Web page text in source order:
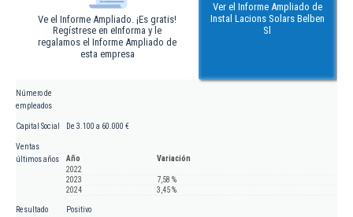
Ve el Informe Ampliado. ¡Es gratis!
Regístrese en eInforma y le
regalamos el Informe Ampliado de
esta empresa
Ver el Informe Ampliado de
Instal Lacions Solars Belben
Sl
Número de
empleados
Capital Social De 3.100 a 60.000 €
Ventas
últimos años
Año
Variación
2022
2023
7,58 %
2024
3,45 %
Resultado
Positivo